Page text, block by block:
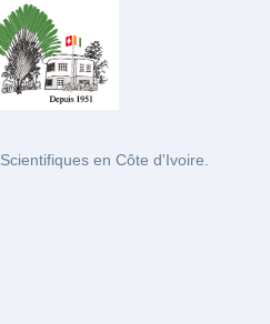
en Côte d'Ivoire.